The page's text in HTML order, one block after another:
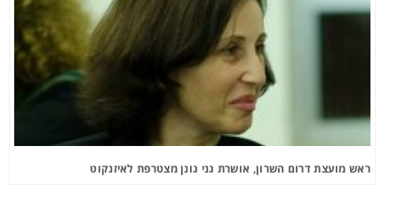
ראש מועצת דרום השרון, אושרת גני גונן מצטרפת לאיזנקוט